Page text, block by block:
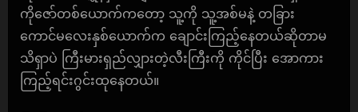
ကိုဇော်တစ်ယောက်ကတော့ သူ့ကို သူ့အစ်မနဲ့ တခြား
ကောင်မလေးနှစ်ယောက်က ချောင်းကြည့်နေတယ်ဆိုတာမ
သိရှာပဲ ကြီးမားရှည်လျှားတဲ့လီးကြီးကို ကိုင်ပြီး အောကား
ကြည့်ရင်းဂွင်းထုနေတယ်။